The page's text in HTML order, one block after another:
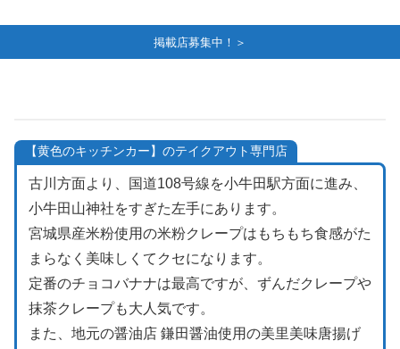
掲載店募集中！＞
【黄色のキッチンカー】のテイクアウト専門店
古川方面より、国道108号線を小牛田駅方面に進み、
小牛田山神社をすぎた左手にあります。
宮城県産米粉使用の米粉クレープはもちもち食感がた
まらなく美味しくてクセになります。
定番のチョコバナナは最高ですが、ずんだクレープや
抹茶クレープも大人気です。
また、地元の醤油店 鎌田醤油使用の美里美味唐揚げ